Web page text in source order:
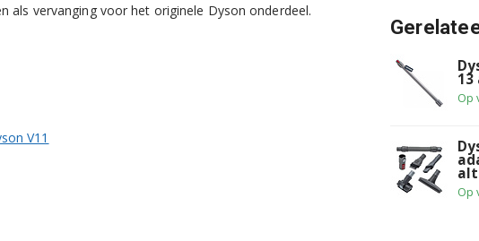
als vervanging voor het originele Dyson onderdeel.
V11
Op
Op